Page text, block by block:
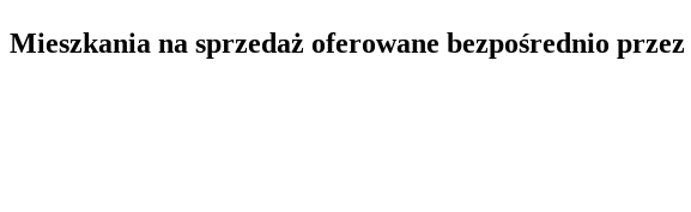
Mieszkania na sprzedaż oferowane bezpośrednio przez